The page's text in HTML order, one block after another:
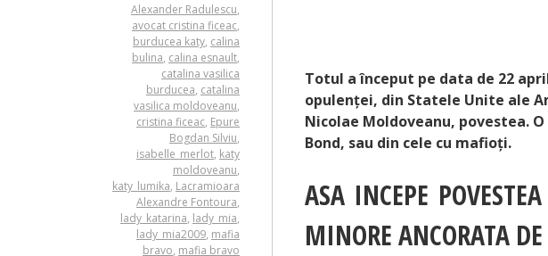
Alexander Radulescu,
avocat cristina ficeac,
burducea katy, calina
bulina, calina esnault,
catalina vasilica
burducea, catalina
vasilica moldoveanu,
cristina ficeac, Epure
Bogdan Silviu,
isabelle_merlot, katy
moldoveanu,
katy_lumika, Lacramioara
Alexandre Fontoura,
lady_katarina, lady_mia,
lady_mia2009, mafia
bravo, mafia bravo
Totul a început pe data de 22
opulenței, din Statele Unite ale
Nicolae Moldoveanu, povestea.
Bond, sau din cele cu mafioți.
ASA INCEPE
MINORE ANCORATA